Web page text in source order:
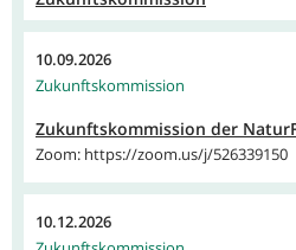
10.09.2026
Zukunftskommission
Zukunftskommission der
Zoom: https://zoom.us/j/526339150
10.12.2026